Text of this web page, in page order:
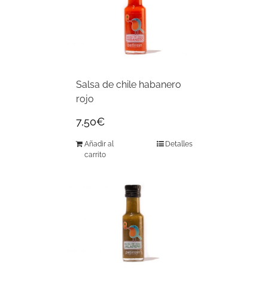
Salsa de chile habanero
rojo
7,50€
Añadir al
carrito
Detalles